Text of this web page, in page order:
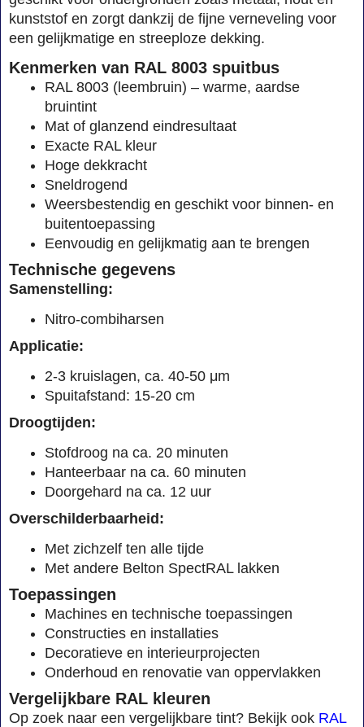
kunststof en zorgt dankzij de fijne verneveling voor
een gelijkmatige en streeploze dekking.
Kenmerken van RAL 8003 spuitbus
RAL 8003 (leembruin) – warme, aardse
bruintint
Mat of glanzend eindresultaat
Exacte RAL kleur
Hoge dekkracht
Sneldrogend
Weersbestendig en geschikt voor binnen- en
buitentoepassing
Eenvoudig en gelijkmatig aan te brengen
Technische gegevens
Samenstelling:
Nitro-combiharsen
Applicatie:
2-3 kruislagen, ca. 40-50 μm
Spuitafstand: 15-20 cm
Droogtijden:
Stofdroog na ca. 20 minuten
Hanteerbaar na ca. 60 minuten
Doorgehard na ca. 12 uur
Overschilderbaarheid:
Met zichzelf ten alle tijde
Met andere Belton SpectRAL lakken
Toepassingen
Machines en technische toepassingen
Constructies en installaties
Decoratieve en interieurprojecten
Onderhoud en renovatie van oppervlakken
Vergelijkbare RAL kleuren
Op zoek naar een vergelijkbare tint? Bekijk ook RAL